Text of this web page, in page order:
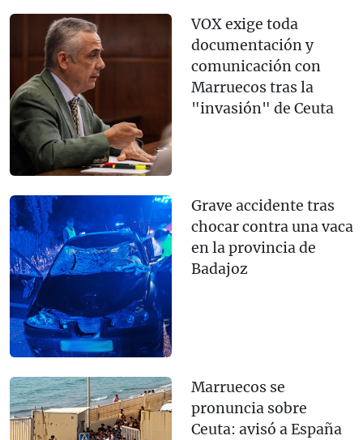
VOX exige toda
documentación y
comunicación con
Marruecos tras la
"invasión" de Ceuta
Grave accidente tras
chocar contra una vaca
en la provincia de
Badajoz
Marruecos se
pronuncia sobre
Ceuta: avisó a España